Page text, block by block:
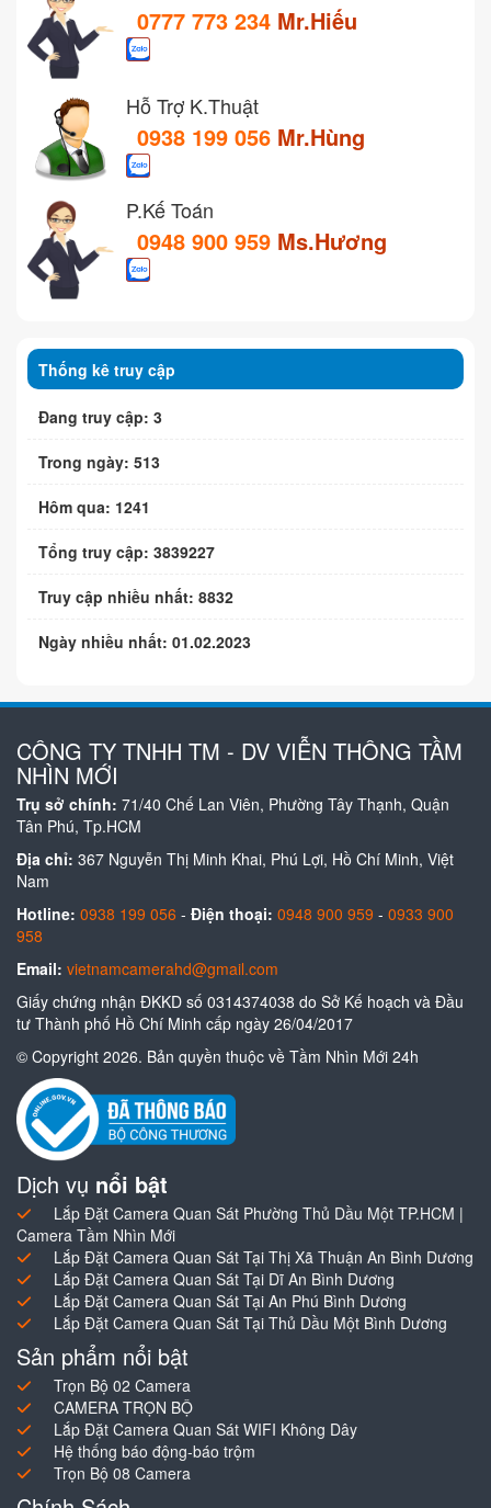
0777 773 234 Mr.Hiếu
Hỗ Trợ K.Thuật
0938 199 056 Mr.Hùng
P.Kế Toán
0948 900 959 Ms.Hương
Thống kê truy cập
Đang truy cập: 3
Trong ngày: 513
Hôm qua: 1241
Tổng truy cập: 3839227
Truy cập nhiều nhất: 8832
Ngày nhiều nhất: 01.02.2023
CÔNG TY TNHH TM - DV VIỄN THÔNG TẦM
NHÌN MỚI
Trụ sở chính: 71/40 Chế Lan Viên, Phường Tây Thạnh, Quận
Tân Phú, Tp.HCM
Địa chỉ: 367 Nguyễn Thị Minh Khai, Phú Lợi, Hồ Chí Minh, Việt
Nam
Hotline: 0938 199 056 - Điện thoại: 0948 900 959 - 0933 900
958
Email: vietnamcamerahd@gmail.com
Giấy chứng nhận ĐKKD số 0314374038 do Sở Kế hoạch và Đầu
tư Thành phố Hồ Chí Minh cấp ngày 26/04/2017
© Copyright 2026. Bản quyền thuộc về Tầm Nhìn Mới 24h
Dịch vụ nổi bật
Lắp Đặt Camera Quan Sát Phường Thủ Dầu Một TP.HCM |
Camera Tầm Nhìn Mới
Lắp Đặt Camera Quan Sát Tại Thị Xã Thuận An Bình Dương
Lắp Đặt Camera Quan Sát Tại Dĩ An Bình Dương
Lắp Đặt Camera Quan Sát Tại An Phú Bình Dương
Lắp Đặt Camera Quan Sát Tại Thủ Dầu Một Bình Dương
Sản phẩm nổi bật
Trọn Bộ 02 Camera
CAMERA TRỌN BỘ
Lắp Đặt Camera Quan Sát WIFI Không Dây
Hệ thống báo động-báo trộm
Trọn Bộ 08 Camera